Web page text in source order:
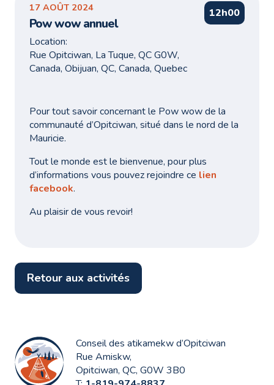
12h00
17 AOÛT 2024
Pow wow annuel
Location:
Rue Opitciwan, La Tuque, QC G0W,
Canada, Obijuan, QC, Canada, Quebec
Pour tout savoir concernant le Pow wow de la
communauté d’Opitciwan, situé dans le nord de la
Mauricie.
Tout le monde est le bienvenue, pour plus
d’informations vous pouvez rejoindre ce lien
facebook.
Au plaisir de vous revoir!
Retour aux activités
Conseil des atikamekw d’Opitciwan
Rue Amiskw,
Opitciwan, QC, G0W 3B0